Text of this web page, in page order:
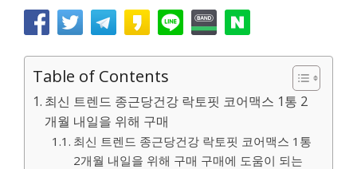
Table of Contents
최신 트렌드 종근당건강 락토핏 코어맥스 1통 2
개월 내일을 위해 구매
최신 트렌드 종근당건강 락토핏 코어맥스 1통
2개월 내일을 위해 구매 구매에 도움이 되는